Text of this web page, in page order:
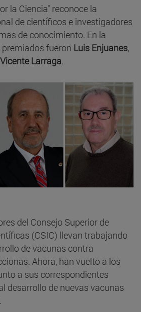
la Ciencia" reconoce la
de científicos e investigadores
de conocimiento. En la
fueron Luis Enjuanes,
Vicente Larraga.
del Consejo Superior de
(CSIC) llevan trabajando
de vacunas contra
Ahora, han vuelto a los
a sus correspondientes
desarrollo de nuevas vacunas